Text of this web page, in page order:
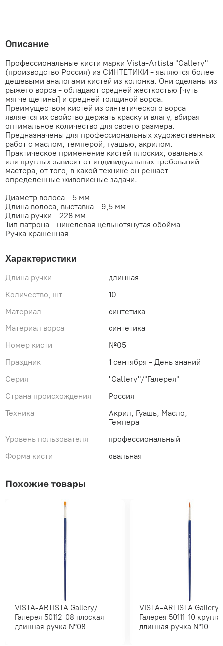
Описание
Профессиональные кисти марки Vista-Artista "Gallery"
(производство Россия) из СИНТЕТИКИ - являются более
дешевыми аналогами кистей из колонка. Они сделаны из
рыжего ворса - обладают средней жесткостью [чуть
мягче щетины] и средней толщиной ворса.
Преимуществом кистей из синтетического ворса
является их свойство держать краску и влагу, вбирая
оптимальное количество для своего размера.
Предназначены для профессиональных художественных
работ с маслом, темперой, гуашью, акрилом.
Практическое применение кистей плоских, овальных
или круглых зависит от индивидуальных требований
мастера, от того, в какой технике он решает
определенные живописные задачи.
Диаметр волоса - 5 мм
Длина волоса, выставка - 9,5 мм
Длина ручки - 228 мм
Тип патрона - никелевая цельнотянутая обойма
Ручка крашенная
Характеристики
Длина ручки
длинная
Количество, шт
10
Материал
синтетика
Материал ворса
синтетика
Номер кисти
№05
Праздник
1 сентября - День знаний
Серия
"Gallery"/"Галерея"
Страна происхождения
Россия
Техника
Акрил, Гуашь, Масло,
Темпера
Уровень пользователя
профессиональный
Форма кисти
овальная
Похожие товары
VISTA-ARTISTA Gallery/
Галерея 50112-08 плоская
длинная ручка №08
VISTA-ARTISTA Gallery/
Галерея 50111-10 круглая
длинная ручка №10